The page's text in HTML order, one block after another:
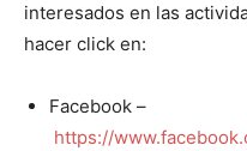
interesados en las
hacer click en:
Facebook –
https://